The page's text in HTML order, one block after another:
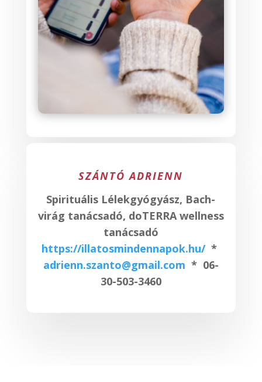
SZÁNTÓ ADRIENN
Spirituális Lélekgyógyász, Bach-
virág tanácsadó, doTERRA wellness
tanácsadó
https://illatosmindennapok.hu/*
adrienn.szanto@gmail.com * 06-
30-503-3460